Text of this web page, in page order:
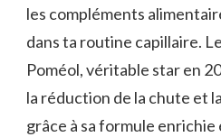
les compléments
dans ta routine capillaire.
Poméol, véritable star en
la réduction de la chute et
grâce à sa formule enrichie